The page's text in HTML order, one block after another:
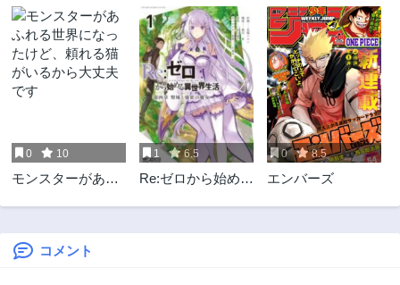
第39話
5ヶ月前
第38話
5ヶ月前
第37話
5ヶ月前
第36話
6ヶ月前
第34話
6ヶ月前
第33話
6ヶ月前
第32話
7ヶ月前
第31話 第30話
第29話
0 10
モンスターがあふ
いるから大丈夫で
す
1 6.5
Re:ゼロから始める
0 8.5
エンバーズ
コメント